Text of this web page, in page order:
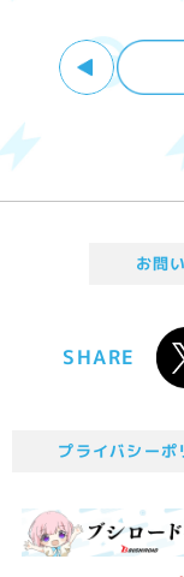
お問
SHARE
プライバシーポ